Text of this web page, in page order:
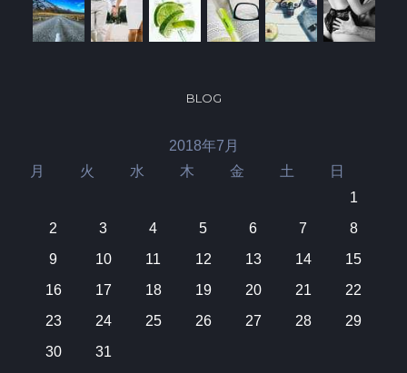
BLOG
2018年7月
月 火 水 木 金 土 日
1
2
3 4 5 6 7
8
9
10 11 12 13 14
15
16
17 18 19 20 21
22
23
24 25 26 27 28
29
30
31